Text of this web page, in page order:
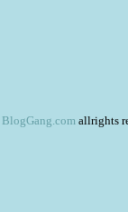
BlogGang.com allrights